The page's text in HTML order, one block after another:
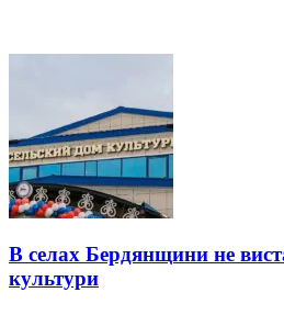
В селах Бердянщини не
культури